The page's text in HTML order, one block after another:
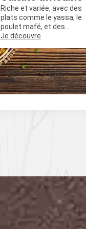
Riche et variée, avec des
plats comme le yassa, le
poulet mafé, et des
influences épicées avec du
piments.
Je découvre